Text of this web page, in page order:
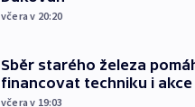
včera v 20:20
Sběr starého železa
financovat techniku i akce
včera v 19:03